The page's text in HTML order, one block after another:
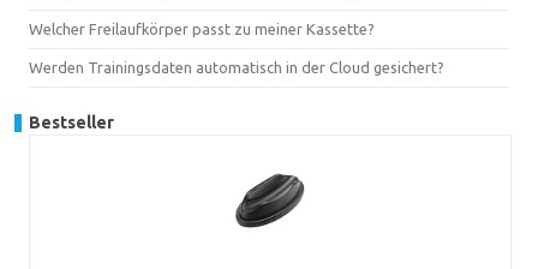
Welcher Freilaufkörper passt zu meiner Kassette?
Werden Trainingsdaten automatisch in der Cloud gesichert?
Bestseller